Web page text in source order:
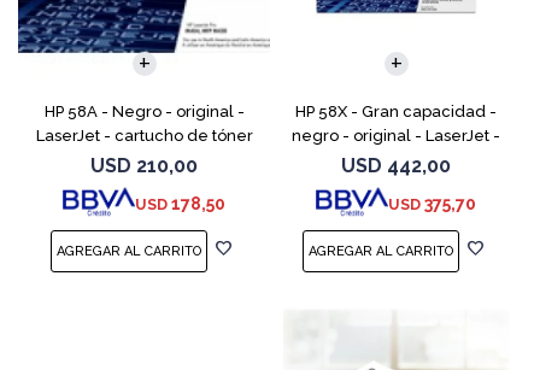
HP 58A - Negro - original -
LaserJet - cartucho de tóner
(CF258A) - para LaserJet Pro
M404dn, M404dw, M404n,
M428fdw, MFP M428dw
USD 210,00
USD 178,50
HP 58X - Gran capacidad -
negro - original - LaserJet -
cartucho de tóner (CF258X) -
para LaserJet Pro M404dn,
M404dw, M404n, M4
USD 442,00
USD 375,70